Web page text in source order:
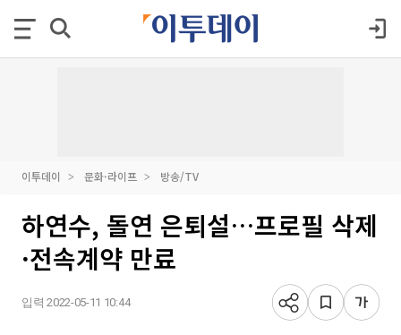
이투데이 문화·라이프 방송/TV
하연수, 돌연 은퇴설…프로필 삭제
·전속계약 만료
입력 2022-05-11 10:44